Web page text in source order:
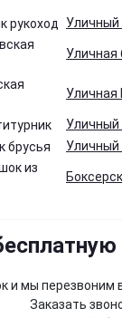
Уличный
Уличная
Уличная
Уличный
Уличный
и мы перезвоним
Заказать